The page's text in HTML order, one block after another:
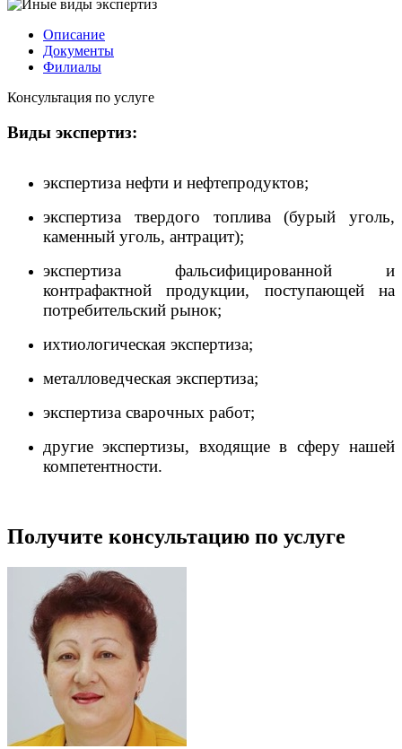
Описание
Документы
Филиалы
Консультация по услуге
Виды экспертиз:
экспертиза нефти и нефтепродуктов;
экспертиза твердого топлива (бурый уголь,
каменный уголь, антрацит);
экспертиза фальсифицированной и
контрафактной продукции, поступающей на
потребительский рынок;
ихтиологическая экспертиза;
металловедческая экспертиза;
экспертиза сварочных работ;
другие экспертизы, входящие в сферу нашей
компетентности.
Получите консультацию по услуге